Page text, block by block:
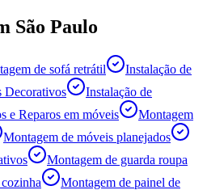
São Paulo
de sofá retrátil
Instalação de
Decorativos
Instalação de
e Reparos em móveis
Montagem
Montagem de móveis planejados
Montagem de guarda roupa
Montagem de painel de